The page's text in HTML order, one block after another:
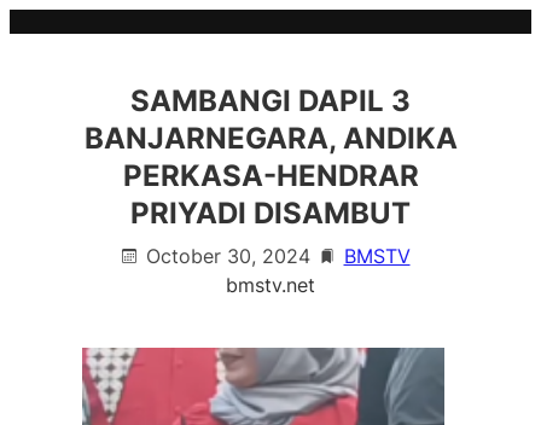
SAMBANGI DAPIL 3
BANJARNEGARA, ANDIKA
PERKASA-HENDRAR
PRIYADI DISAMBUT
October 30, 2024
BMSTV
bmstv.net